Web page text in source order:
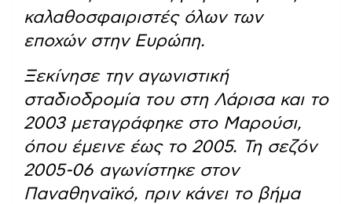
καλαθοσφαιριστές όλων των
εποχών στην Ευρώπη.
Ξεκίνησε την αγωνιστική
σταδιοδρομία του στη Λάρισα και το
2003 μεταγράφηκε στο Μαρούσι,
όπου έμεινε έως το 2005. Τη σεζόν
2005-06 αγωνίστηκε στον
Παναθηναϊκό, πριν κάνει το βήμα